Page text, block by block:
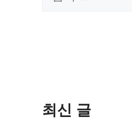
최신 글